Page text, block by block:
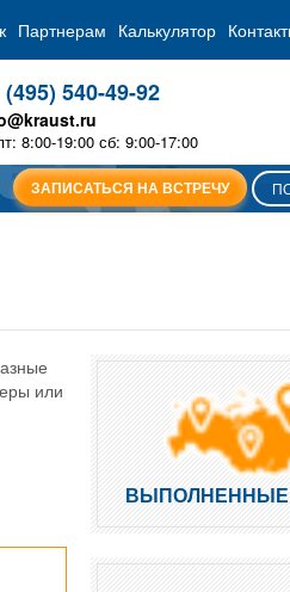
Партнерам Калькулятор
(495) 540-49-92
8:00-19:00 сб: 9:00-17:00
ЗАПИСАТЬСЯ НА ВСТРЕЧУ
или